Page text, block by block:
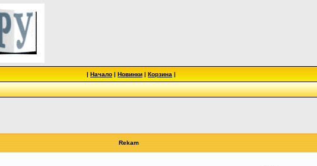
| Начало | Новинки | Корзина |
Rekam